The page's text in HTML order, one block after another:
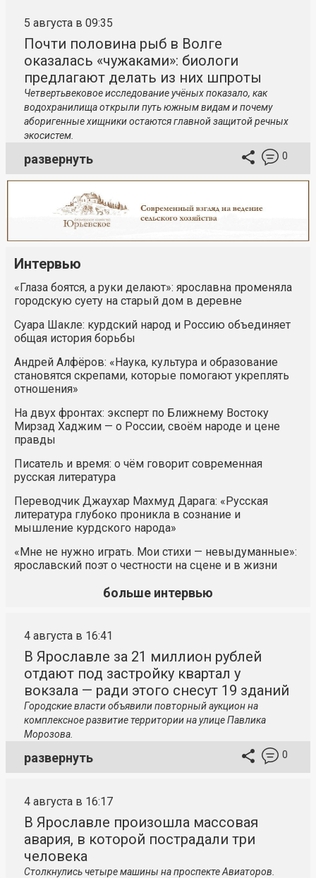
5 августа в 09:35
Почти половина рыб в Волге
оказалась «чужаками»: биологи
предлагают делать из них шпроты
Четвертьвековое исследование учёных показало, как
водохранилища открыли путь южным видам и почему
аборигенные хищники остаются главной защитой речных
экосистем.
развернуть 0
Интервью
«Глаза боятся, а руки делают»: ярославна променяла
городскую суету на старый дом в деревне
Суара Шакле: курдский народ и Россию объединяет
общая история борьбы
Андрей Алфёров: «Наука, культура и образование
становятся скрепами, которые помогают укреплять
отношения»
На двух фронтах: эксперт по Ближнему Востоку
Мирзад Хаджим — о России, своём народе и цене
правды
Писатель и время: о чём говорит современная
русская литература
Переводчик Джаухар Махмуд Дарага: «Русская
литература глубоко проникла в сознание и
мышление курдского народа»
«Мне не нужно играть. Мои стихи — невыдуманные»:
ярославский поэт о честности на сцене и в жизни
больше интервью
4 августа в 16:41
В Ярославле за 21 миллион рублей
отдают под застройку квартал у
вокзала — ради этого снесут 19 зданий
Городские власти объявили повторный аукцион на
комплексное развитие территории на улице Павлика
Морозова.
развернуть 0
4 августа в 16:17
В Ярославле произошла массовая
авария, в которой пострадали три
человека
Столкнулись четыре машины на проспекте Авиаторов.